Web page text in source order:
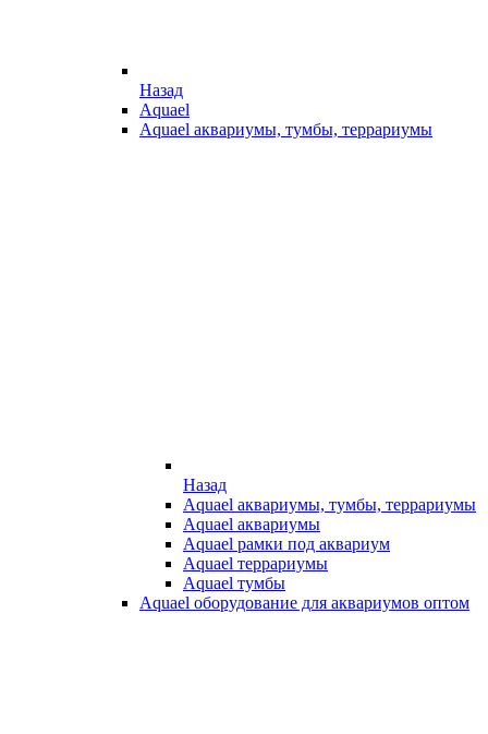
Назад
Aquael
Aquael аквариумы, тумбы, террариумы
Назад
Aquael аквариумы, тумбы, террариумы
Aquael аквариумы
Aquael рамки под аквариум
Aquael террариумы
Aquael тумбы
Aquael оборудование для аквариумов оптом